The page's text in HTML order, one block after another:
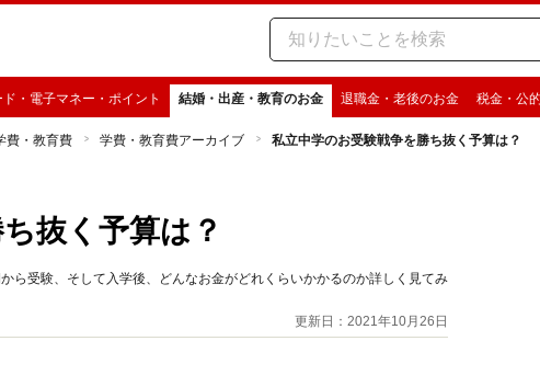
・電子マネー・ポイント 結婚・出産・教育のお金 退職金・老後のお金 税金・公
費・教育費 学費・教育費アーカイブ 私立中学のお受験戦争を勝ち抜く予算は？
抜く予算は？
ら受験、そして入学後、どんなお金がどれくらいかかるのか詳しく見てみ
更新日：2021年10月26日